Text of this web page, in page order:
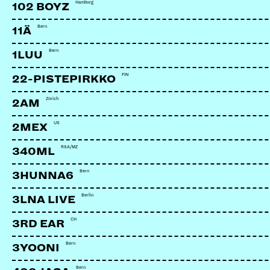
102 BOYZ Hamburg
11Ä Bern
1LUU Bern
22-PISTEPIRKKO FIN
2AM Zürich
2MEX US
340ML RSA/MZ
3HUNNA6 Bern
3LNA LIVE Berlin
3RD EAR CH
3YOONI Bern
Bern